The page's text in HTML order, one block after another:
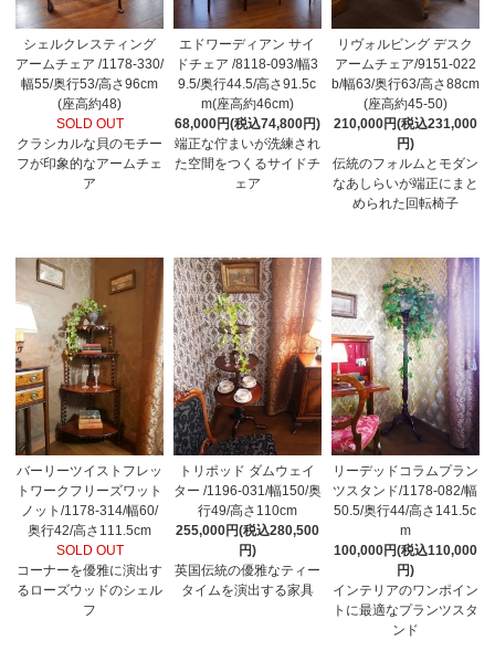
シェルクレスティング
アームチェア /1178-330/
幅55/奥行53/高さ96cm
(座高約48)
SOLD OUT
クラシカルな貝のモチー
フが印象的なアームチェ
ア
エドワーディアン サイ
ドチェア /8118-093/幅3
9.5/奥行44.5/高さ91.5c
m(座高約46cm)
68,000円(税込74,800円)
端正な佇まいが洗練され
た空間をつくるサイドチ
ェア
リヴォルビング デスク
アームチェア/9151-022
b/幅63/奥行63/高さ88cm
(座高約45-50)
210,000円(税込231,000
円)
伝統のフォルムとモダン
なあしらいが端正にまと
められた回転椅子
バーリーツイストフレッ
トワークフリーズワット
ノット/1178-314/幅60/
奥行42/高さ111.5cm
SOLD OUT
コーナーを優雅に演出す
るローズウッドのシェル
フ
トリポッド ダムウェイ
ター /1196-031/幅150/奥
行49/高さ110cm
255,000円(税込280,500
円)
英国伝統の優雅なティー
タイムを演出する家具
リーデッドコラムプラン
ツスタンド/1178-082/幅
50.5/奥行44/高さ141.5c
m
100,000円(税込110,000
円)
インテリアのワンポイン
トに最適なプランツスタ
ンド